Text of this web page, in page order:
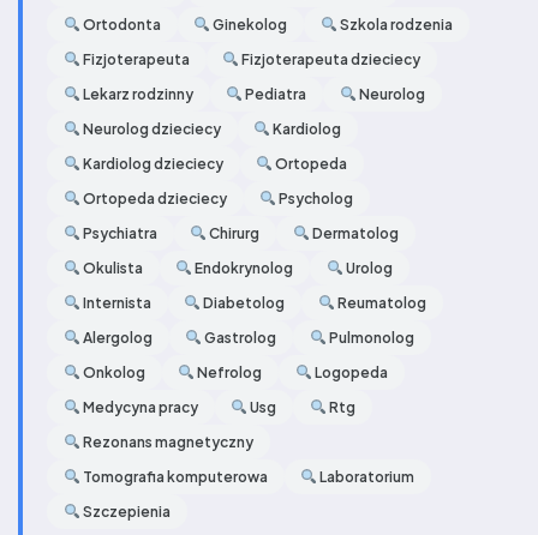
Ortodonta
Ginekolog
Szkola rodzenia
Fizjoterapeuta
Fizjoterapeuta dzieciecy
Lekarz rodzinny
Pediatra
Neurolog
Neurolog dzieciecy
Kardiolog
Kardiolog dzieciecy
Ortopeda
Ortopeda dzieciecy
Psycholog
Psychiatra
Chirurg
Dermatolog
Okulista
Endokrynolog
Urolog
Internista
Diabetolog
Reumatolog
Alergolog
Gastrolog
Pulmonolog
Onkolog
Nefrolog
Logopeda
Medycyna pracy
Usg
Rtg
Rezonans magnetyczny
Tomografia komputerowa
Laboratorium
Szczepienia